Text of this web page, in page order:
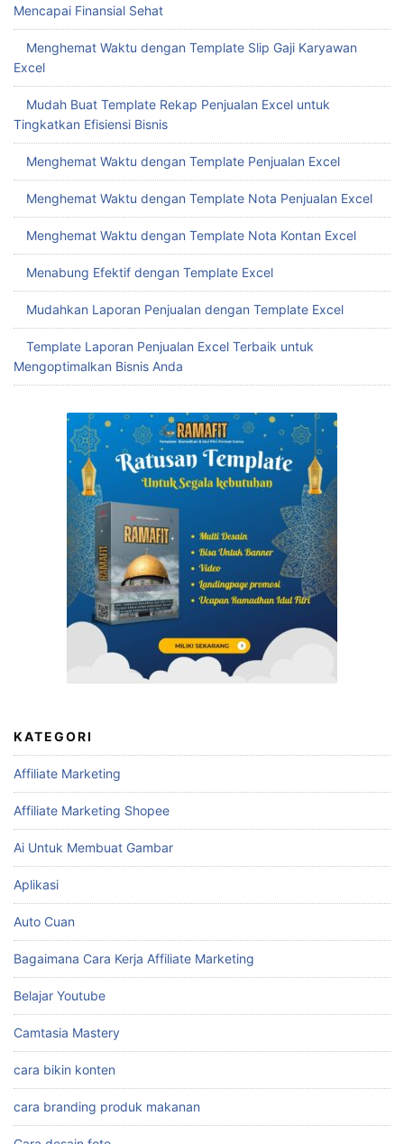
Mencapai Finansial Sehat
Menghemat Waktu dengan Template Slip Gaji Karyawan
Excel
Mudah Buat Template Rekap Penjualan Excel untuk
Tingkatkan Efisiensi Bisnis
Menghemat Waktu dengan Template Penjualan Excel
Menghemat Waktu dengan Template Nota Penjualan Excel
Menghemat Waktu dengan Template Nota Kontan Excel
Menabung Efektif dengan Template Excel
Mudahkan Laporan Penjualan dengan Template Excel
Template Laporan Penjualan Excel Terbaik untuk
Mengoptimalkan Bisnis Anda
KATEGORI
Affiliate Marketing
Affiliate Marketing Shopee
Ai Untuk Membuat Gambar
Aplikasi
Auto Cuan
Bagaimana Cara Kerja Affiliate Marketing
Belajar Youtube
Camtasia Mastery
cara bikin konten
cara branding produk makanan